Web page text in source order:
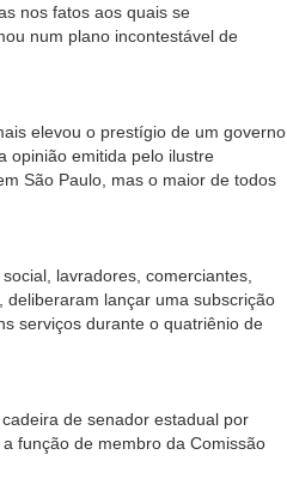
fatos aos quais se
num plano incontestável de
o prestígio de um governo
opinião emitida pelo ilustre
São Paulo, mas o maior de todos
comerciantes,
lançar uma subscrição
serviços durante o quatriênio de
de senador estadual por
função de membro da Comissão